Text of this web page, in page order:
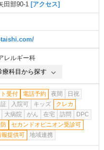
田部90-1 [アクセス]
レルギー科
療科目から探す
受付 電話予約 夜間
日祝
入院可 キッズ
クレカ
大病院 がん 在宅 訪問
DPC
セカンドオピニオン受診可
報提供可
地域連携